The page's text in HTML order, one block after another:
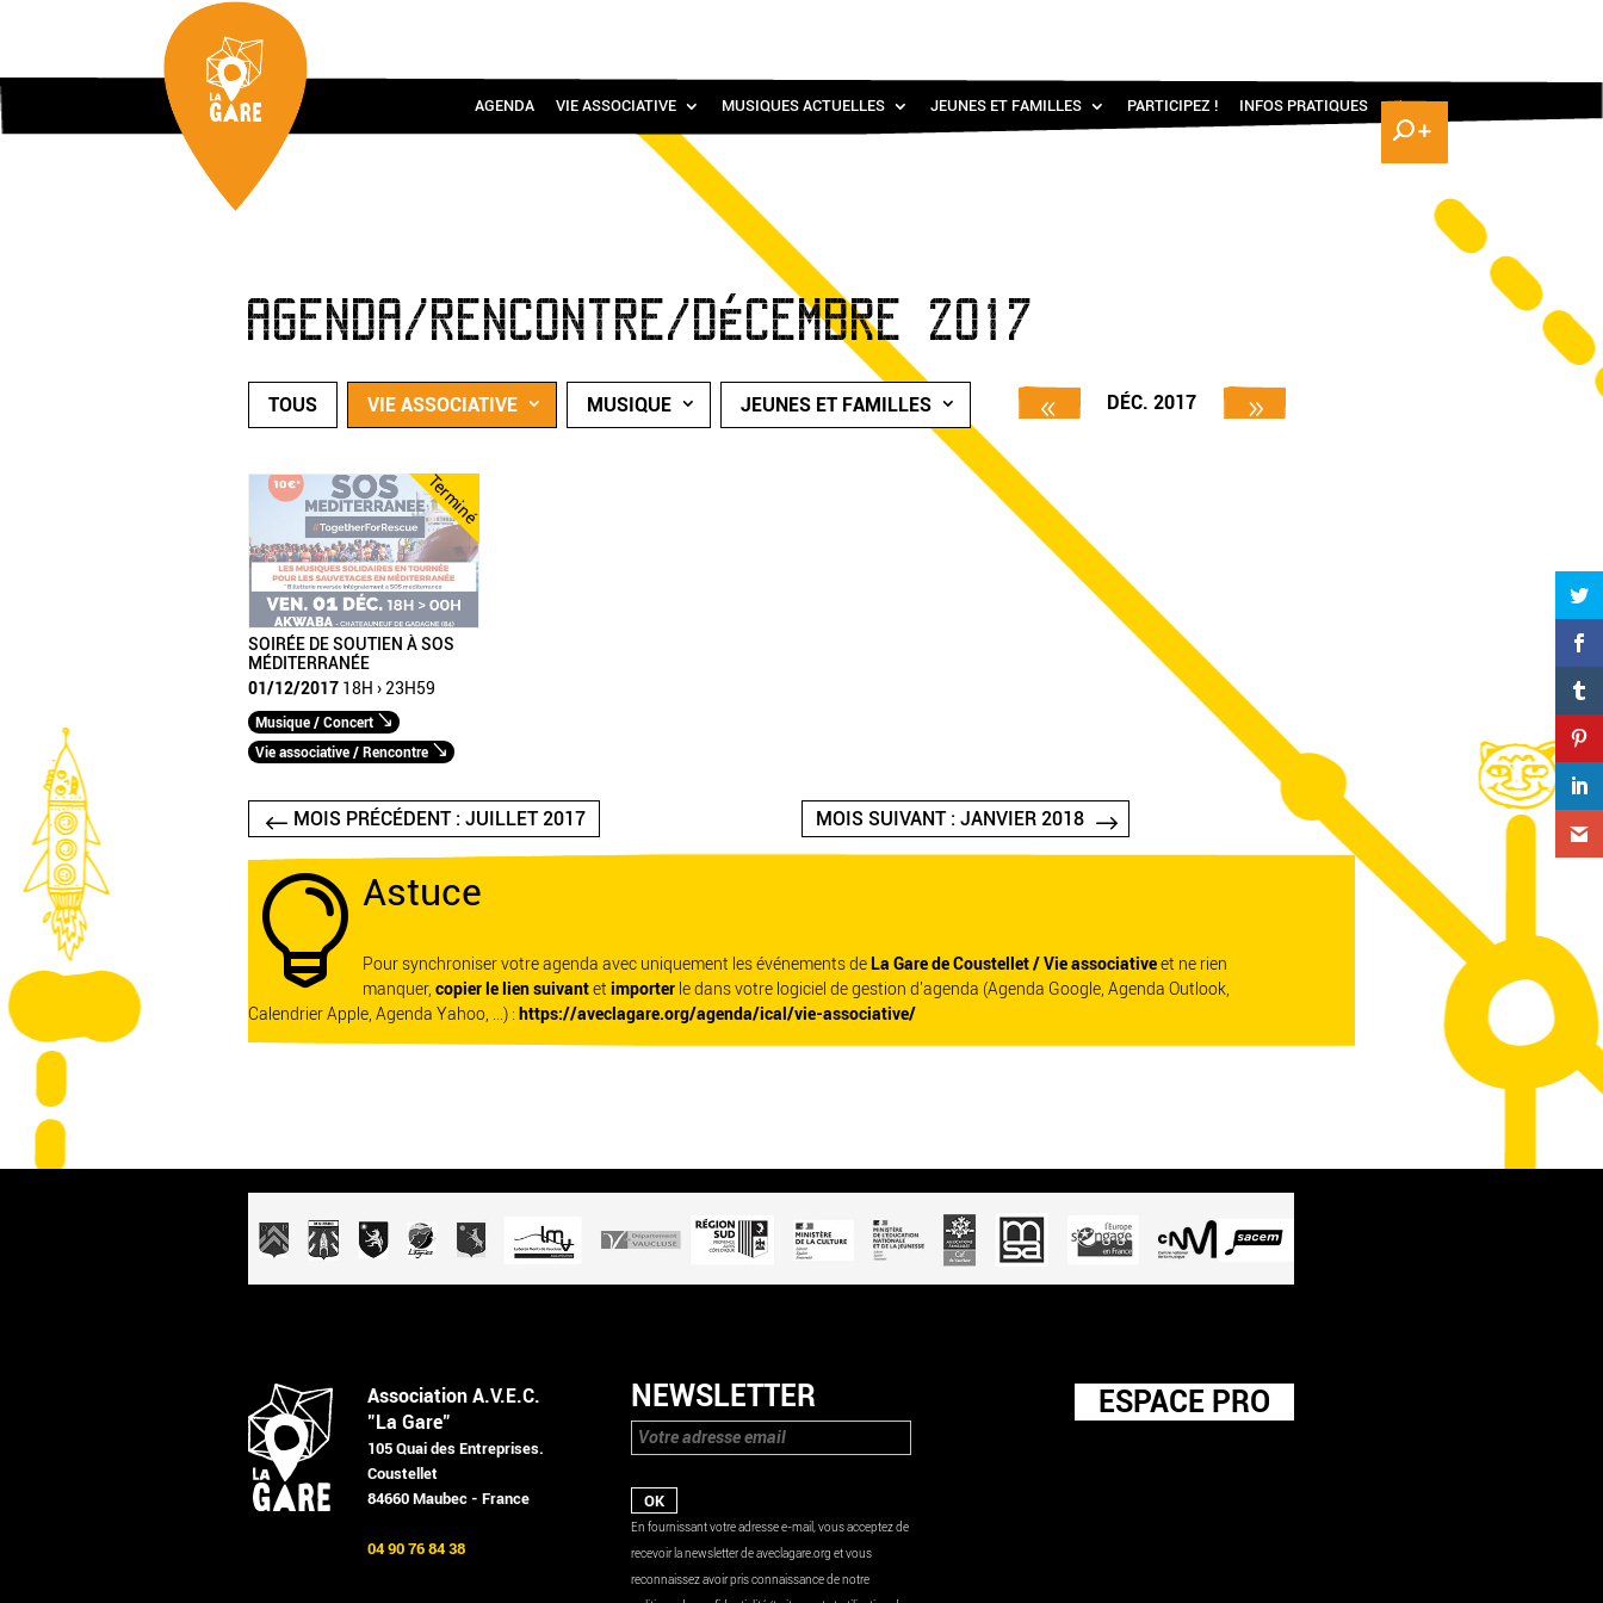
AGENDA VIE ASSOCIATIVE MUSIQUES ACTUELLES JEUNES ET FAMILLES PARTICIPEZ ! INFOS PRATIQUES
AGENDA/RENCONTRE/DÉCEMBRE 2017
DÉC. 2017
TOUS VIE ASSOCIATIVE MUSIQUE JEUNES ET FAMILLES
Terminé
SOIRÉE DE SOUTIEN À SOS
MÉDITERRANÉE
01/12/2017 18H › 23H59
Musique / Concert
Vie associative / Rencontre
MOIS PRÉCÉDENT : JUILLET 2017 MOIS SUIVANT : JANVIER 2018
 Astuce
Pour synchroniser votre agenda avec uniquement les événements de La Gare de Coustellet / Vie associativeet ne rien
manquer, copier le lien suivantet importer le dans votre logiciel de gestion d'agenda (Agenda Google, Agenda Outlook,
Calendrier Apple, Agenda Yahoo, ...) : https://aveclagare.org/agenda/ical/vie-associative/
Association A.V.E.C.
"La Gare"
105 Quai des Entreprises.
Coustellet
84660 Maubec - France
04 90 76 84 38
NEWSLETTER
En fournissant votre adresse e-mail, vous acceptez de
recevoir la newsletter de aveclagare.org et vous
reconnaissez avoir pris connaissance de notre
ESPACE PRO